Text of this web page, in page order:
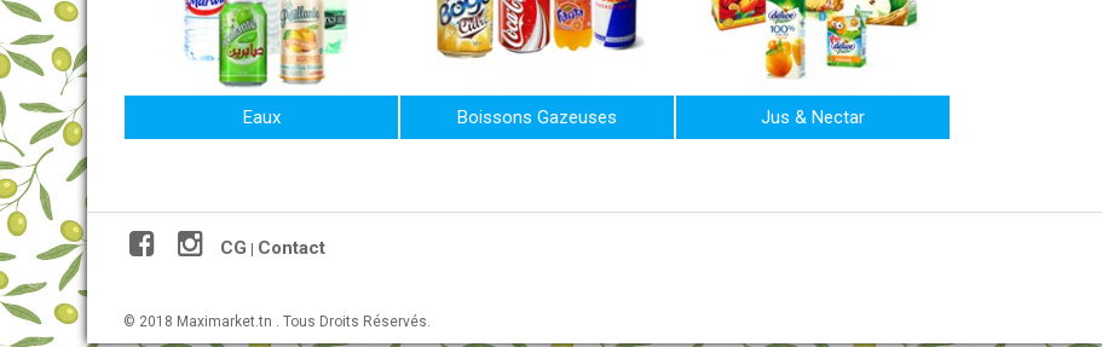
Eaux Boissons Gazeuses Jus & Nectar
CG Contact
© 2018 Maximarket.tn . Tous Droits Réservés.